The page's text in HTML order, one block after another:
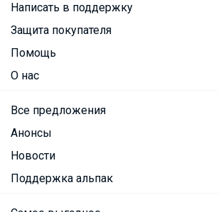
Написать в поддержку
Защита покупателя
Помощь
О нас
Все предложения
Анонсы
Новости
Поддержка альпак